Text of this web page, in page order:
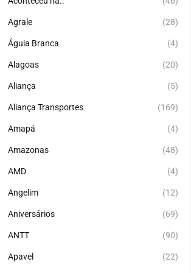
Agrale (28)
Águia Branca (4)
Alagoas (20)
Aliança (5)
Aliança Transportes (169)
Amapá (4)
Amazonas (48)
AMD (4)
Angelim (12)
Aniversários (69)
ANTT (90)
Apavel (22)